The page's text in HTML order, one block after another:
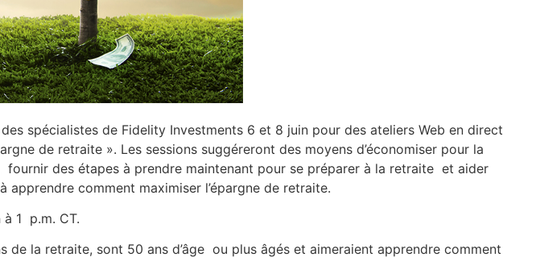
spécialistes de Fidelity Investments 6 et 8 juin pour des ateliers Web en direct
de retraite ». Les sessions suggéreront des moyens d’économiser pour la
fournir des étapes à prendre maintenant pour se préparer à la retraite et aider
comment maximiser l’épargne de retraite.
1 p.m. CT.
de la retraite, sont 50 ans d’âge ou plus âgés et aimeraient apprendre comment